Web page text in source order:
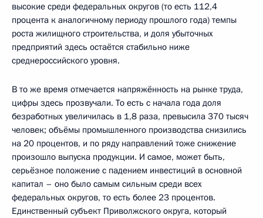
высокие среди федеральных округов (то есть 112,4
процента к аналогичному периоду прошлого года) темпы
роста жилищного строительства, и доля убыточных
предприятий здесь остаётся стабильно ниже
среднероссийского уровня.
В то же время отмечается напряжённость на рынке труда,
цифры здесь прозвучали. То есть с начала года доля
безработных увеличилась в 1,8 раза, превысила 370 тысяч
человек; объёмы промышленного производства снизились
на 20 процентов, и по ряду направлений тоже снижение
произошло выпуска продукции. И самое, может быть,
серьёзное положение с падением инвестиций в основной
капитал – оно было самым сильным среди всех
федеральных округов, то есть более 23 процентов.
Единственный субъект Приволжского округа, который